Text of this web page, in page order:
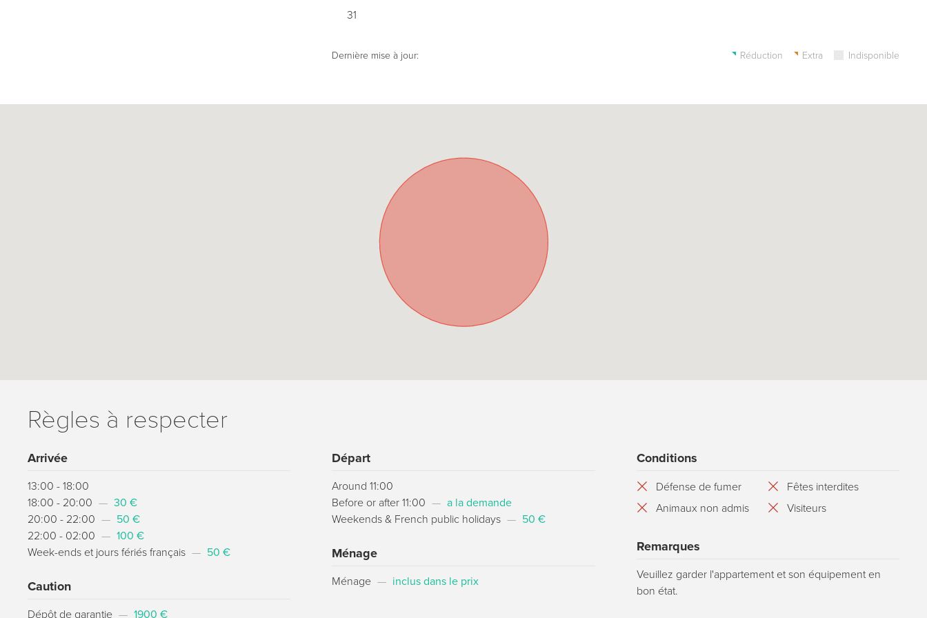
31
Dernière mise à jour: Réduction Extra Indisponible
Règles à respecter
Arrivée
13:00 - 18:00
18:00 - 20:00 — 30 €
20:00 - 22:00 — 50 €
22:00 - 02:00 — 100 €
Week-ends et jours fériés français — 50 €
Caution
Dépôt de garantie — 1900 €
Départ
Around 11:00
Before or after 11:00 — a la demande
Weekends & French public holidays — 50 €
Ménage
Ménage — inclus dans le prix
Conditions
Défense de fumer
Fêtes interdites
Animaux non admis
Visiteurs
Remarques
Veuillez garder l'appartement et son équipement en
bon état.